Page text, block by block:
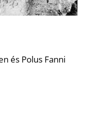
és Polus Fanni